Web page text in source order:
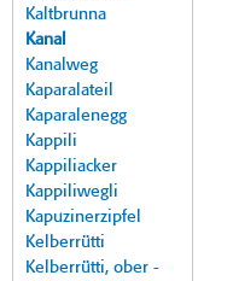
Kaltbrunna
Kanal
Kanalweg
Kaparalateil
Kaparalenegg
Kappili
Kappiliacker
Kappiliwegli
Kapuzinerzipfel
Kelberrütti
Kelberrütti, ober -